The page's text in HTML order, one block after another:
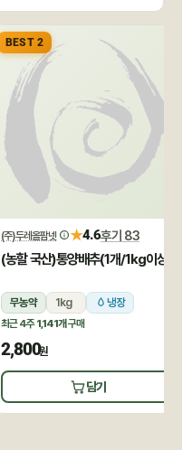
BEST 2
(주)두레올팜넷 ★4.6후기 83
(농할 국산)통양배추(1개/1kg이상)
무농약 1kg 냉장
최근 4주1,141개 구매
2,800원
담기